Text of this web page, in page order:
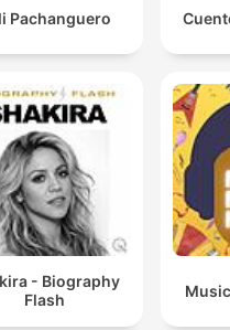
Pachanguero
- Biography
Flash